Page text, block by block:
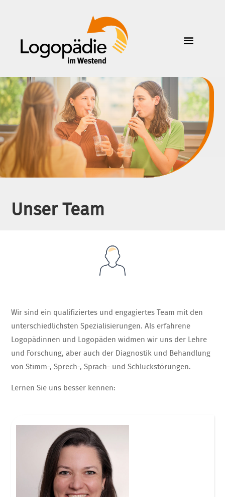
Unser Team
Wir sind ein qualifiziertes und engagiertes Team mit den
unterschiedlichsten Spezialisierungen. Als erfahrene
Logopädinnen und Logopäden widmen wir uns der Lehre
und Forschung, aber auch der Diagnostik und Behandlung
von Stimm-, Sprech-, Sprach- und Schluckstörungen.
Lernen Sie uns besser kennen: